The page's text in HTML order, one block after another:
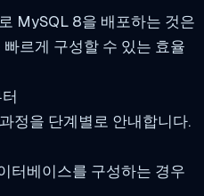
MySQL 8을 배포하는 것은
르게 구성할 수 있는 효율
정을 단계별로 안내합니다.
터베이스를 구성하는 경우